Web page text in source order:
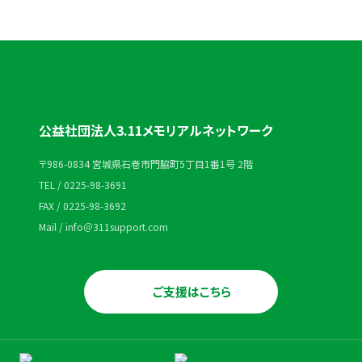
公益社団法人3.11メモリアルネットワーク
〒986-0834 宮城県石巻市門脇町5丁目1番1号 2階
TEL / 0225-98-3691
FAX / 0225-98-3692
Mail / info＠311support.com
ご支援はこちら